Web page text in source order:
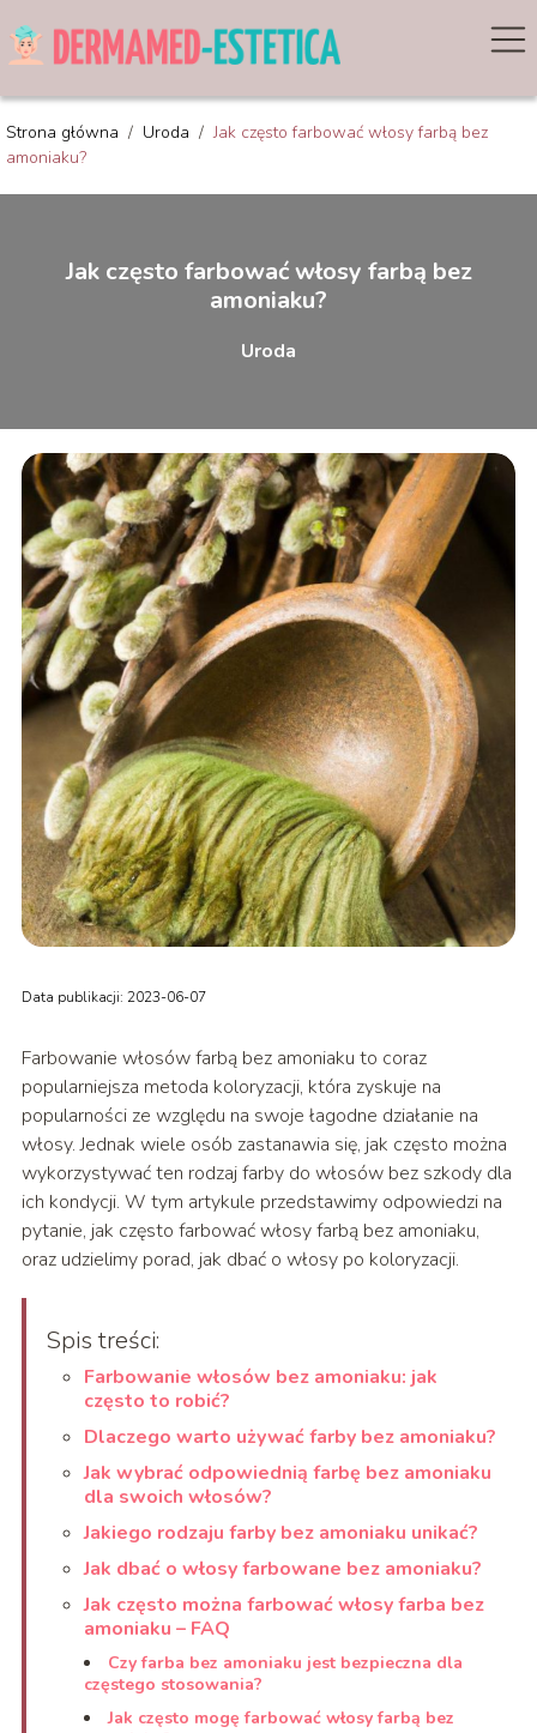
Strona główna / Uroda /Jak często farbować włosy farbą bez
amoniaku?
Jak często farbować włosy farbą bez
amoniaku?
Uroda
Data publikacji: 2023-06-07
Farbowanie włosów farbą bez amoniaku to coraz
popularniejsza metoda koloryzacji, która zyskuje na
popularności ze względu na swoje łagodne działanie na
włosy. Jednak wiele osób zastanawia się, jak często można
wykorzystywać ten rodzaj farby do włosów bez szkody dla
ich kondycji. W tym artykule przedstawimy odpowiedzi na
pytanie, jak często farbować włosy farbą bez amoniaku,
oraz udzielimy porad, jak dbać o włosy po koloryzacji.
Spis treści:
Farbowanie włosów bez amoniaku: jak
często to robić?
Dlaczego warto używać farby bez amoniaku?
Jak wybrać odpowiednią farbę bez amoniaku
dla swoich włosów?
Jakiego rodzaju farby bez amoniaku unikać?
Jak dbać o włosy farbowane bez amoniaku?
Jak często można farbować włosy farba bez
amoniaku – FAQ
Czy farba bez amoniaku jest bezpieczna dla
częstego stosowania?
Jak często mogę farbować włosy farbą bez